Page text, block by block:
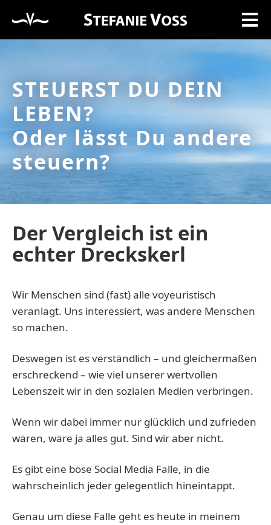
STEUERST DU DEIN
LEBEN?
Oder lässt Du andere
steuern?
Der Vergleich ist ein
echter Dreckskerl
Wir Menschen sind (fast) alle voyeuristisch
veranlagt. Uns interessiert, was andere Menschen
so machen.
Deswegen ist es verständlich – und gleichermaßen
erschreckend – wie viel unserer wertvollen
Lebenszeit wir in den sozialen Medien verbringen.
Wenn wir dabei immer nur glücklich und zufrieden
wären, wäre ja alles gut. Sind wir aber nicht.
Es gibt eine böse Social Media Falle, in die
wahrscheinlich jeder gelegentlich hineintappt.
Genau um diese Falle geht es heute in meinem